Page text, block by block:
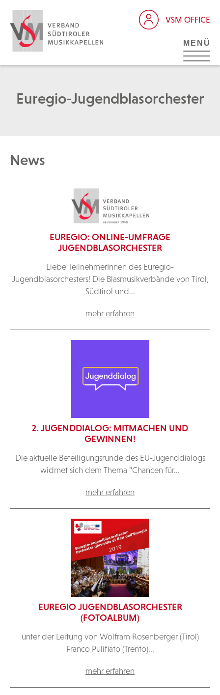
VSM OFFICE
MENÜ
Euregio-Jugendblasorchester
News
EUREGIO: ONLINE-UMFRAGE
JUGENDBLASORCHESTER
Liebe TeilnehmerInnen des Euregio-
Jugendblasorchesters! Die Blasmusikverbände von Tirol,
Südtirol und...
mehr erfahren
2. JUGENDDIALOG: MITMACHEN UND
GEWINNEN!
Die aktuelle Beteiligungsrunde des EU-Jugenddialogs
widmet sich dem Thema “Chancen für...
mehr erfahren
EUREGIO JUGENDBLASORCHESTER
(FOTOALBUM)
unter der Leitung von Wolfram Rosenberger (Tirol)
Franco Pulifiato (Trento)...
mehr erfahren